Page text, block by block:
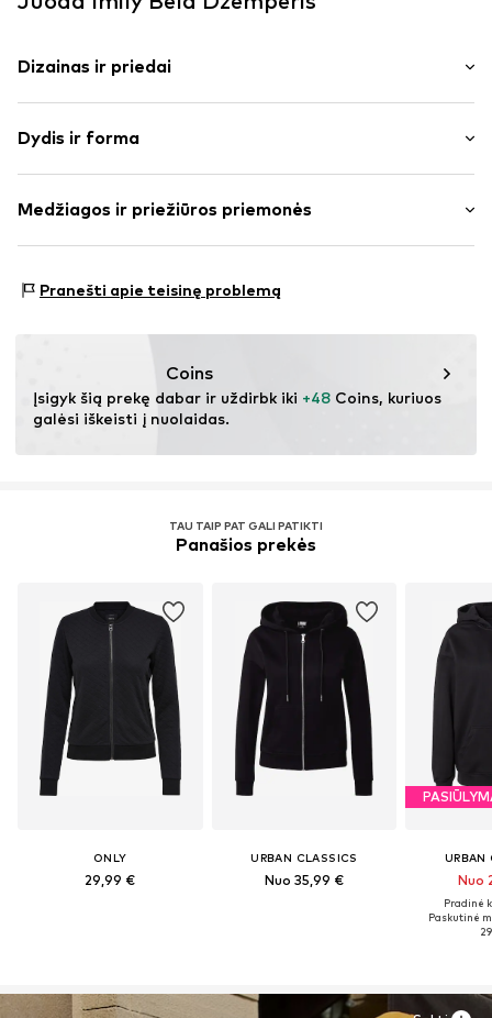
Dizainas ir priedai
treningo medžiaga
Neatlenkiama apykaklė
Apvadas / megzta apykaklė
Šoninės kišenės
Minkšta tekstūra
Prekės Nr. IBE0029001000001
Dydis ir forma
Ilgis: Normalaus ilgio
Pritaikomumas: Laisva forma
Dydžių lentelė
Medžiagos ir priežiūros priemonės
Pranešti apie teisinę problemą
Coins
Įsigyk šią prekę dabar ir uždirbk iki +48 Coins, kuriuos
galėsi iškeisti į nuolaidas.
TAU TAIP PAT GALI PATIKTI
Panašios prekės
ONLY
29,99 €
URBAN CLASSICS
Nuo 35,99 €
URBAN
Nuo
Pradinė
Paskutinė